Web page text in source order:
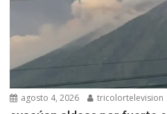
agosto 4, 2026 tricolortelevision